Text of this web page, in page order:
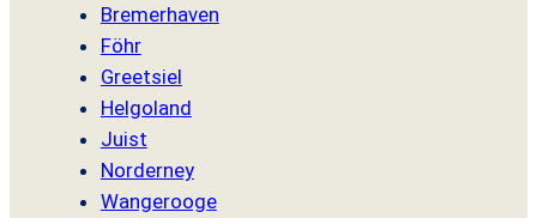
Bremerhaven
Föhr
Greetsiel
Helgoland
Juist
Norderney
Wangerooge